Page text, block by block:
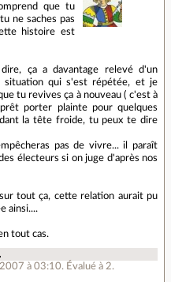
que tu
ne saches pas
histoire est
ça a davantage relevé d'un
situation qui s'est répétée, et je
tu revives ça à nouveau ( c'est à
porter plainte pour quelques
la tête froide, tu peux te dire
pas de vivre... il paraît
électeurs si on juge d'après nos
tout ça, cette relation aurait pu
ainsi....
tout cas.
à 03:10. Évalué à2.